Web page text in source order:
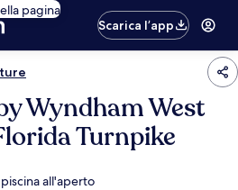
pagina
Scarica l’app
Wyndham West
Turnpike
all'aperto